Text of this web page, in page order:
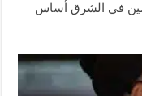
في الشرق أساس